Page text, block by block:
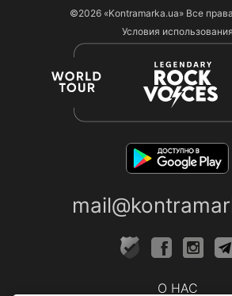
©2026 «Kontramarka.ua»Все
Условия использования
О НАС